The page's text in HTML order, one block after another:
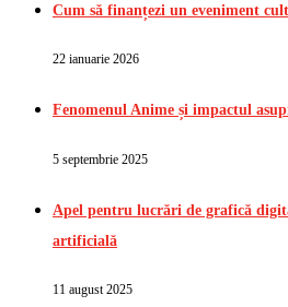
Cum să finanțezi un eveniment
22 ianuarie 2026
Fenomenul Anime și impactul
5 septembrie 2025
Apel pentru lucrări de grafică
artificială
11 august 2025